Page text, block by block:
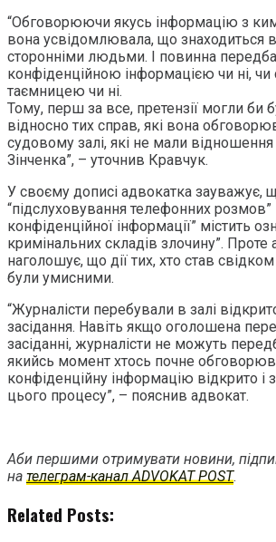
“Обговорюючи якусь інформацію з
вона усвідомлювала, що знаходиться в
сторонніми людьми. І повинна
конфіденційною інформацією чи ні,
таємницею чи ні.
Тому, перш за все, претензії могли би
відносно тих справ, які вона
судовому залі, які не мали
Зінченка”, – уточнив Кравчук.
У своєму дописі адвокатка зауважує,
“підслуховування телефонних розмов”
конфіденційної інформації” містить
кримінальних складів злочину”.
наголошує, що дії тих, хто став
були умисними.
“Журналісти перебували в залі
засідання. Навіть якщо оголошена
засіданні, журналісти не можуть
якийсь момент хтось почне
конфіденційну інформацію відкрито і
цього процесу”, – пояснив адвокат.
Аби першими отримувати новини,
на телеграм-канал ADVOKAT POST.
Related Posts: